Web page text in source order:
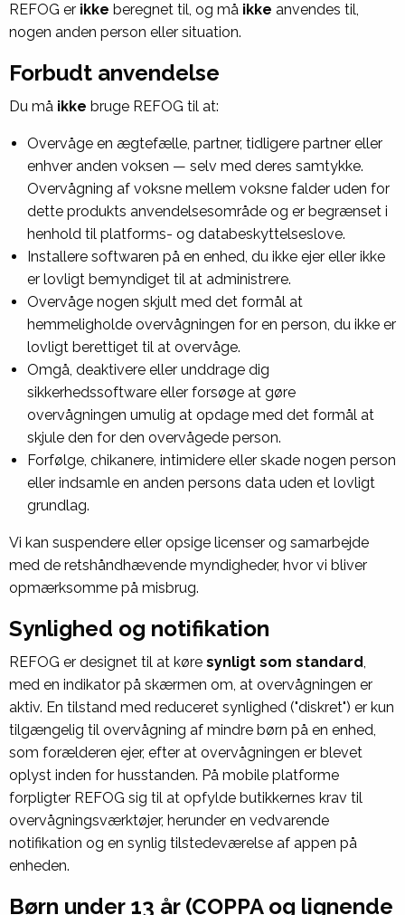
REFOG er ikke beregnet til, og må ikke anvendes til,
nogen anden person eller situation.
Forbudt anvendelse
Du må ikke bruge REFOG til at:
Overvåge en ægtefælle, partner, tidligere partner eller
enhver anden voksen — selv med deres samtykke.
Overvågning af voksne mellem voksne falder uden for
dette produkts anvendelsesområde og er begrænset i
henhold til platforms- og databeskyttelseslove.
Installere softwaren på en enhed, du ikke ejer eller ikke
er lovligt bemyndiget til at administrere.
Overvåge nogen skjult med det formål at
hemmeligholde overvågningen for en person, du ikke er
lovligt berettiget til at overvåge.
Omgå, deaktivere eller unddrage dig
sikkerhedssoftware eller forsøge at gøre
overvågningen umulig at opdage med det formål at
skjule den for den overvågede person.
Forfølge, chikanere, intimidere eller skade nogen person
eller indsamle en anden persons data uden et lovligt
grundlag.
Vi kan suspendere eller opsige licenser og samarbejde
med de retshåndhævende myndigheder, hvor vi bliver
opmærksomme på misbrug.
Synlighed og notifikation
REFOG er designet til at køre synligt som standard,
med en indikator på skærmen om, at overvågningen er
aktiv. En tilstand med reduceret synlighed ("diskret") er kun
tilgængelig til overvågning af mindre børn på en enhed,
som forælderen ejer, efter at overvågningen er blevet
oplyst inden for husstanden. På mobile platforme
forpligter REFOG sig til at opfylde butikkernes krav til
overvågningsværktøjer, herunder en vedvarende
notifikation og en synlig tilstedeværelse af appen på
enheden.
Børn under 13 år (COPPA og lignende